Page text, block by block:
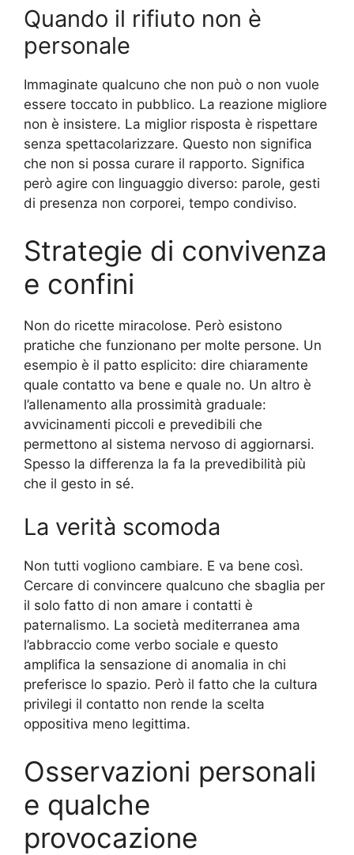
Quando il rifiuto non è
personale
Immaginate qualcuno che non può o non vuole
essere toccato in pubblico. La reazione migliore
non è insistere. La miglior risposta è rispettare
senza spettacolarizzare. Questo non significa
che non si possa curare il rapporto. Significa
però agire con linguaggio diverso: parole, gesti
di presenza non corporei, tempo condiviso.
Strategie di convivenza
e confini
Non do ricette miracolose. Però esistono
pratiche che funzionano per molte persone. Un
esempio è il patto esplicito: dire chiaramente
quale contatto va bene e quale no. Un altro è
l’allenamento alla prossimità graduale:
avvicinamenti piccoli e prevedibili che
permettono al sistema nervoso di aggiornarsi.
Spesso la differenza la fa la prevedibilità più
che il gesto in sé.
La verità scomoda
Non tutti vogliono cambiare. E va bene così.
Cercare di convincere qualcuno che sbaglia per
il solo fatto di non amare i contatti è
paternalismo. La società mediterranea ama
l’abbraccio come verbo sociale e questo
amplifica la sensazione di anomalia in chi
preferisce lo spazio. Però il fatto che la cultura
privilegi il contatto non rende la scelta
oppositiva meno legittima.
Osservazioni personali
e qualche
provocazione